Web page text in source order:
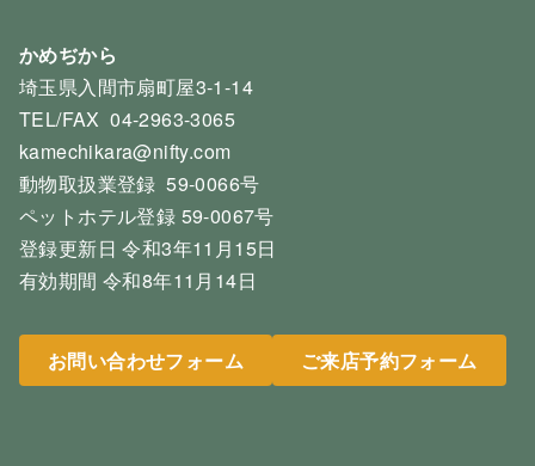
かめぢから
埼玉県入間市扇町屋3-1-14
TEL/FAX 04-2963-3065
kamechikara@nifty.com
動物取扱業登録 59-0066号
ペットホテル登録 59-0067号
登録更新日 令和3年11月15日
有効期間 令和8年11月14日
お問い合わせフォーム ご来店予約フォーム